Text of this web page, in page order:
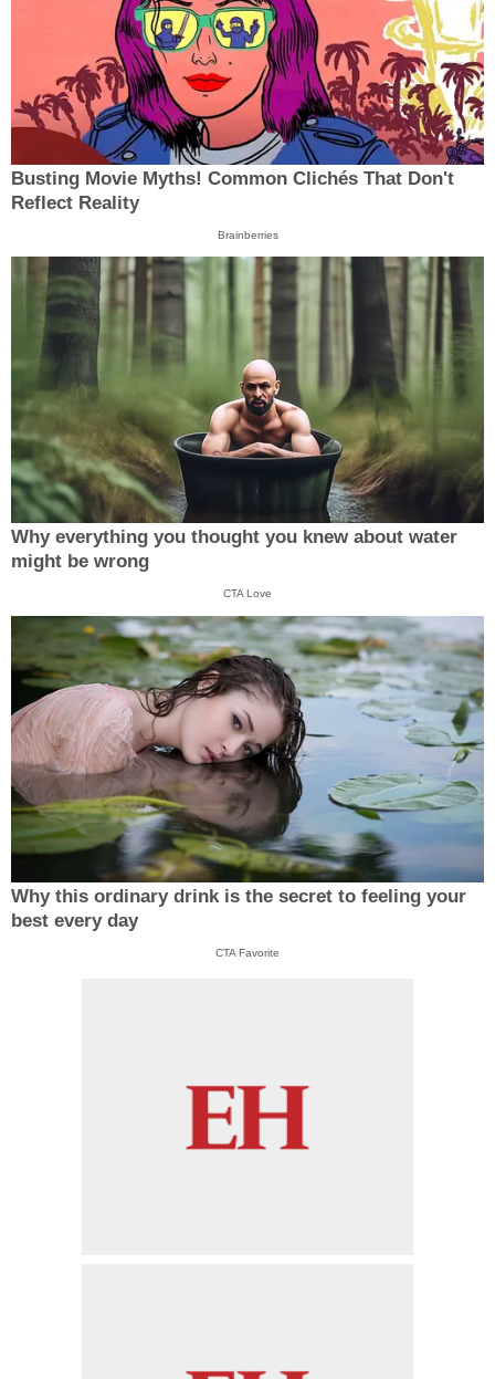
Busting Movie Myths! Common Clichés That Don't
Reflect Reality
Brainberries
Why everything you thought you knew about water
might be wrong
CTA Love
Why this ordinary drink is the secret to feeling your
best every day
CTA Favorite